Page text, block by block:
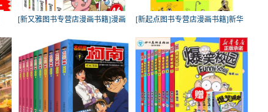
[新又雅图书专营店漫画书籍]漫画
[新起点图书专营店漫画书籍]新华
书